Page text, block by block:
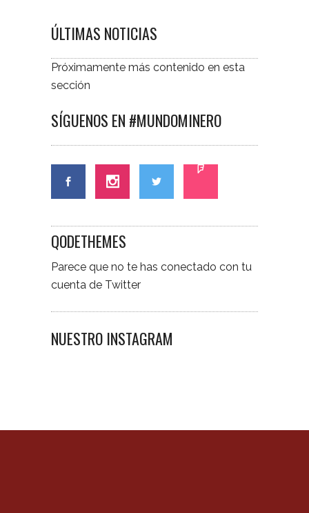
ÚLTIMAS NOTICIAS
Próximamente más contenido en esta
sección
SÍGUENOS EN #MUNDOMINERO
QODETHEMES
Parece que no te has conectado con tu
cuenta de Twitter
NUESTRO INSTAGRAM